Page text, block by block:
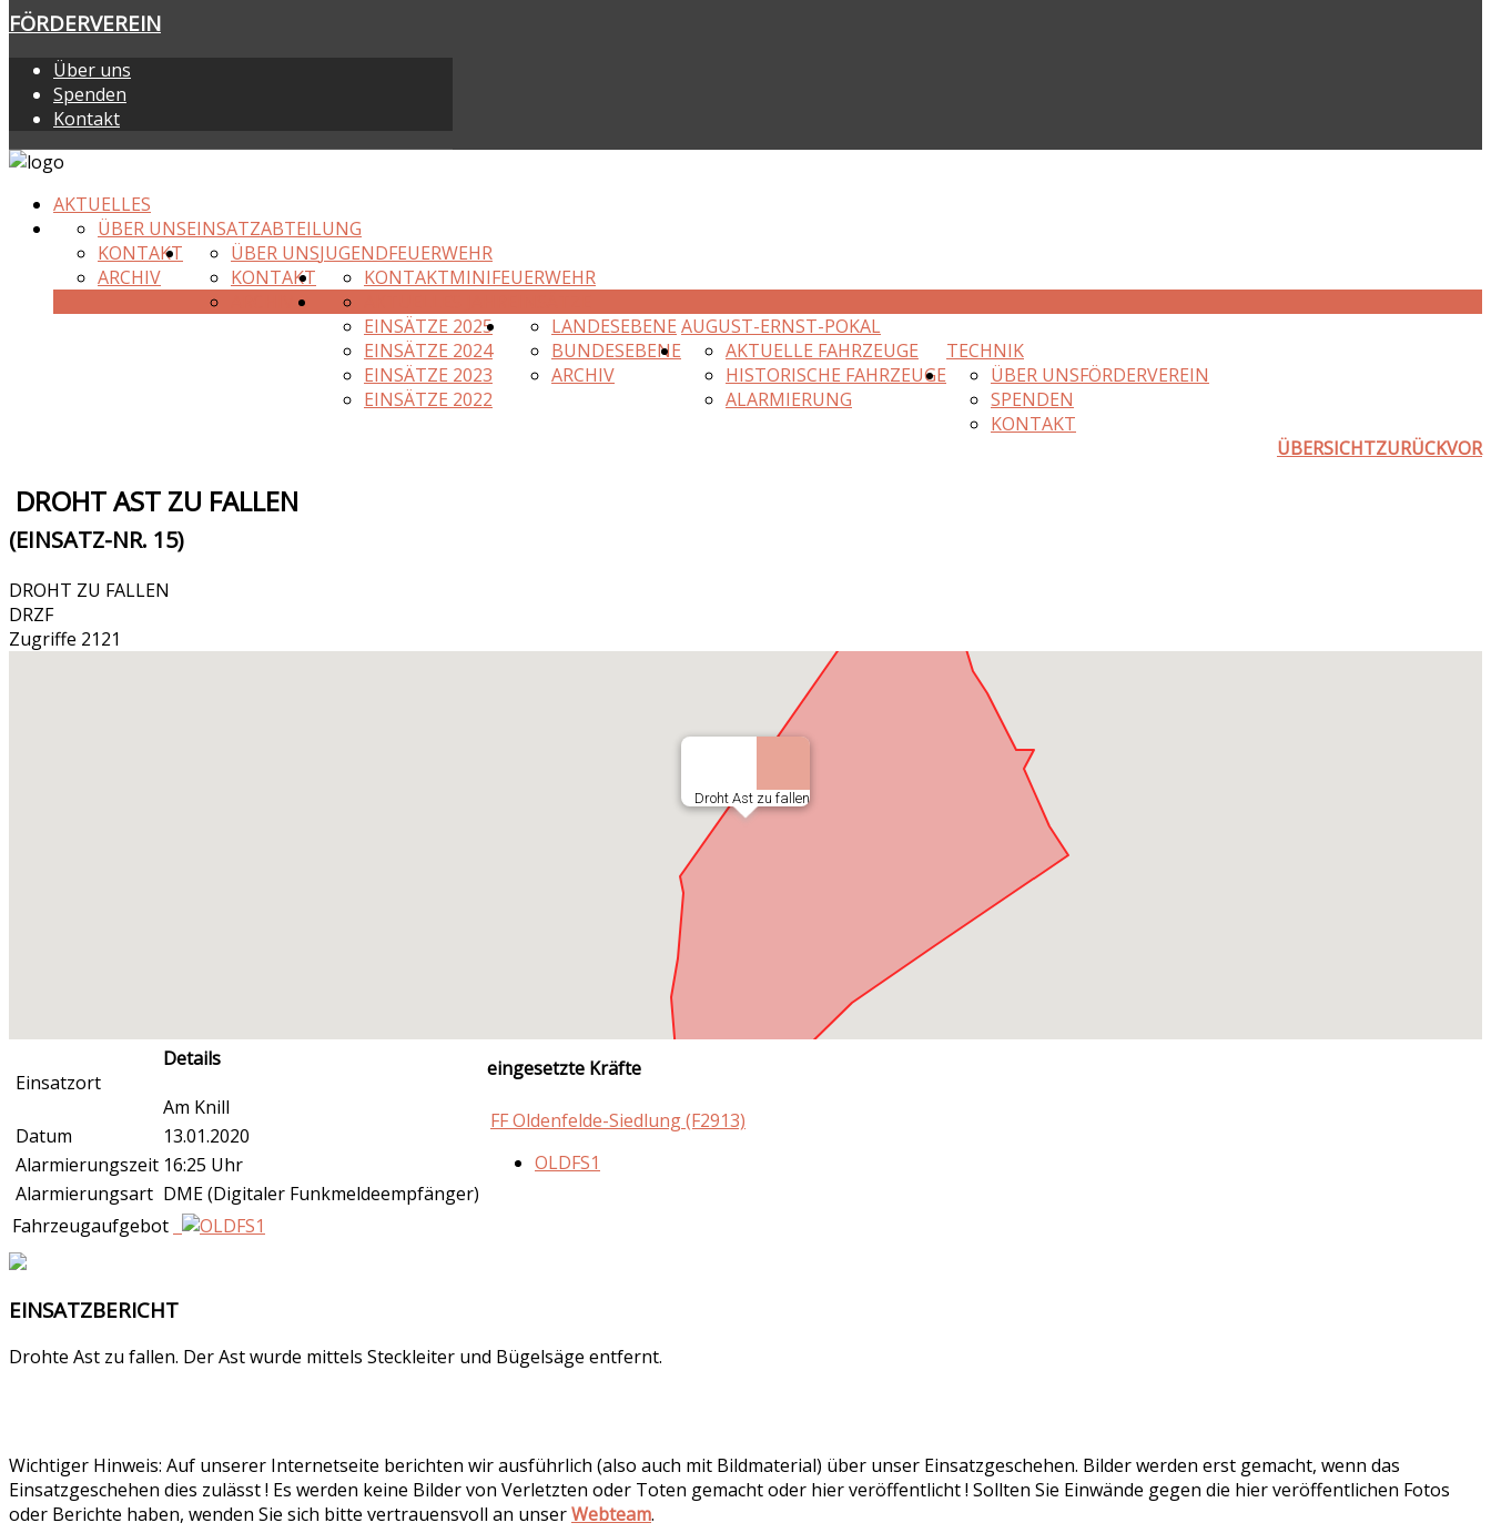
FÖRDERVEREIN
Über uns
Spenden
Kontakt
AKTUELLES
EINSATZABTEILUNG
ÜBER UNS
KONTAKT
ARCHIV
JUGENDFEUERWEHR
ÜBER UNS
KONTAKT
MINIFEUERWEHR
KONTAKT
EINSÄTZE 2025
EINSÄTZE 2024
EINSÄTZE 2023
EINSÄTZE 2022
AUGUST-ERNST-POKAL
LANDESEBENE
BUNDESEBENE
ARCHIV
TECHNIK
AKTUELLE FAHRZEUGE
HISTORISCHE FAHRZEUGE
ALARMIERUNG
FÖRDERVEREIN
ÜBER UNS
SPENDEN
KONTAKT
ÜBERSICHTZURÜCKVOR
DROHT AST ZU FALLEN
(EINSATZ-NR. 15)
DROHT ZU FALLEN
DRZF
Zugriffe 2121
Droht Ast zu fallen
Einsatzort
Details
Am Knill
Datum
13.01.2020
Alarmierungszeit 16:25 Uhr
Alarmierungsart DME (Digitaler Funkmeldeempfänger)
eingesetzte Kräfte
FF Oldenfelde-Siedlung (F2913)
OLDFS1
Fahrzeugaufgebot
EINSATZBERICHT
Drohte Ast zu fallen. Der Ast wurde mittels Steckleiter und Bügelsäge entfernt.
Wichtiger Hinweis: Auf unserer Internetseite berichten wir ausführlich (also auch mit Bildmaterial) über unser Einsatzgeschehen. Bilder werden erst gemacht, wenn das
Einsatzgeschehen dies zulässt ! Es werden keine Bilder von Verletzten oder Toten gemacht oder hier veröffentlicht ! Sollten Sie Einwände gegen die hier veröffentlichen Fotos
oder Berichte haben, wenden Sie sich bitte vertrauensvoll an unserWebteam.